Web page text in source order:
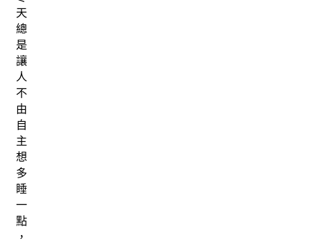
天
總
是
讓
人
不
由
自
主
想
多
睡
一
點
，